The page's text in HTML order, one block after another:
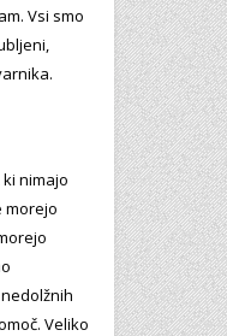
Vsi smo
nimajo
morejo
Veliko